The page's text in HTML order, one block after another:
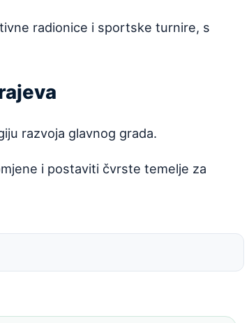
radionice i sportske turnire, s
razvoja glavnog grada.
i postaviti čvrste temelje za